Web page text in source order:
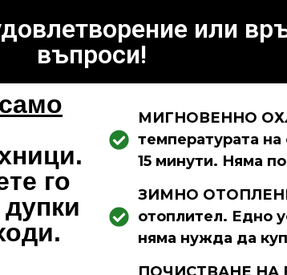
или
въпроси!
го
МИГНОВЕННО
температурата на
15 минути. Няма
ЗИМНО
отоплител. Едно
няма нужда да